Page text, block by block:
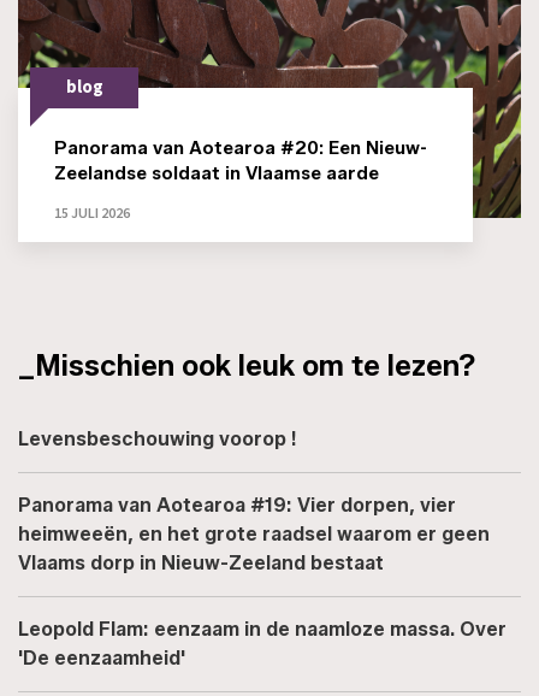
blog
Panorama van Aotearoa #20: Een Nieuw-
Zeelandse soldaat in Vlaamse aarde
15 JULI 2026
_Misschien ook leuk om te lezen?
Levensbeschouwing voorop !
Panorama van Aotearoa #19: Vier dorpen, vier
heimweeën, en het grote raadsel waarom er geen
Vlaams dorp in Nieuw-Zeeland bestaat
Leopold Flam: eenzaam in de naamloze massa. Over
'De eenzaamheid'